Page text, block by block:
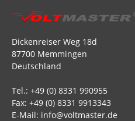
Dickenreiser Weg 18d
87700 Memmingen
Deutschland
Tel.: +49 (0) 8331 990955
Fax: +49 (0) 8331 9913343
E-Mail: info@voltmaster.de